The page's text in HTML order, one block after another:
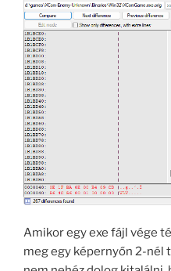
Amikor egy exe fájl vége
meg egy képernyőn 2-nél